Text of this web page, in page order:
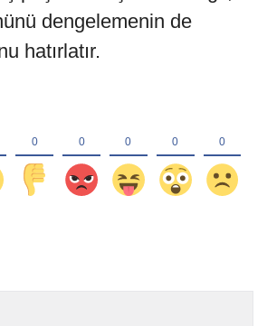
dengelemenin de
hatırlatır.